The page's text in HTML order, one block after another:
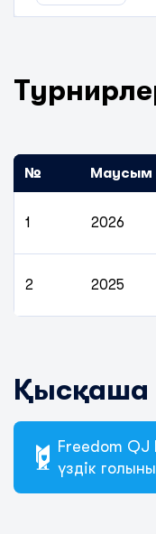
№ Маусым
1 2026
2 2025
Қысқаша
Freedom QJ
үздік